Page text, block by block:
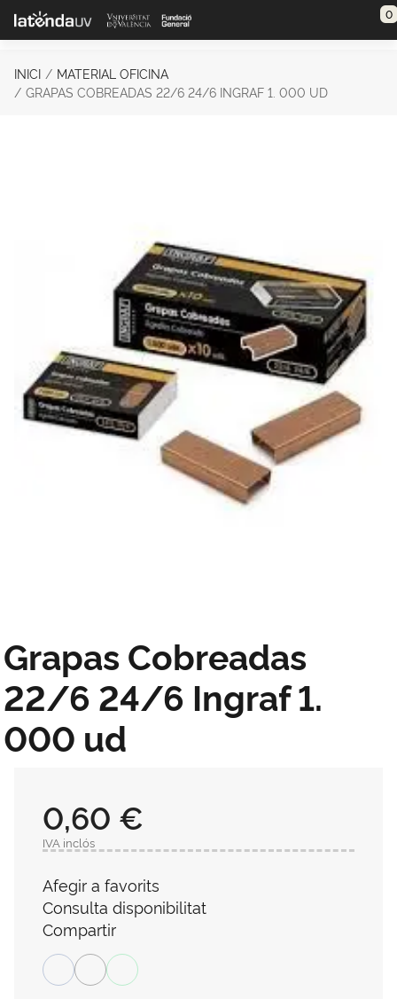
Saltar al contenido principal 0
INICI
MATERIAL OFICINA
GRAPAS COBREADAS 22/6 24/6 INGRAF 1. 000 UD
Grapas Cobreadas
22/6 24/6 Ingraf 1.
000 ud
0,60 €
IVA inclós
Afegir a favorits
Consulta disponibilitat
Compartir